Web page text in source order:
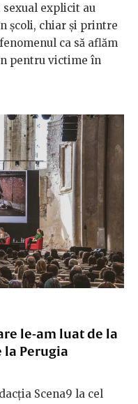
explicit au
şcoli, chiar şi printre
ca să aflăm
pentru victime în
le-am luat de la
la Perugia
Scena9 la cel